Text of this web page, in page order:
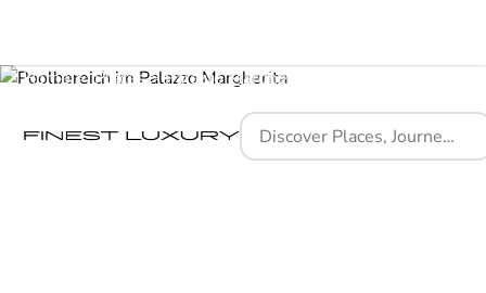
Home Places Palazzo Margherita